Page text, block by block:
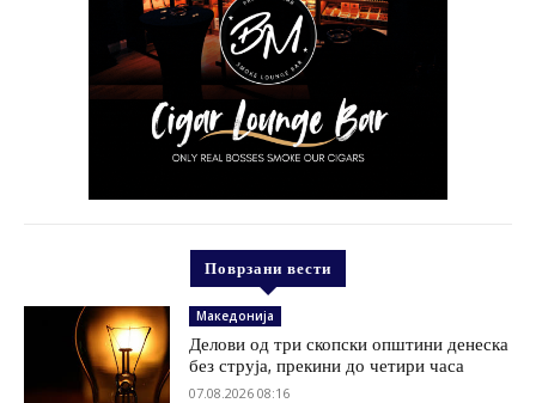
Поврзани вести
Македонија
Делови од три скопски општини денеска
без струја, прекини до четири часа
07.08.2026 08:16